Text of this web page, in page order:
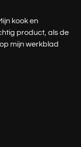
kook en
product, als de
mijn werkblad